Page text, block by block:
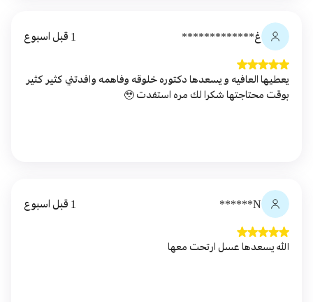
غ************* 1 قبل اسبوع
يعطيها العافيه و يسعدها دكتوره خلوقه وفاهمه وافدتني كثير كثير
بوقت محتاجتها شكرا لك مره استفدت 🥹
N****** 1 قبل اسبوع
الله يسعدها عسل ارتحت معها